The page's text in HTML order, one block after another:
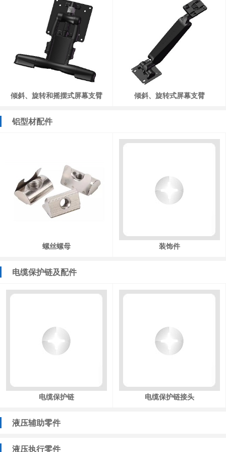
倾斜、旋转和摇摆式屏幕支臂 倾斜、旋转式屏幕支臂
铝型材配件
螺丝螺母 装饰件
电缆保护链及配件
电缆保护链 电缆保护链接头
液压辅助零件
液压执行零件